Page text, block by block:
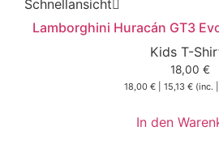
Schnellansicht
Lamborghini Huracán GT3
Kids T-
18,00 €
18,00 € 15,13 € (inc.
In den